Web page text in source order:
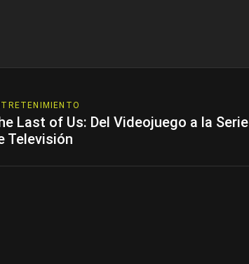
Last of Us: Del Videojuego a la Serie
Televisión